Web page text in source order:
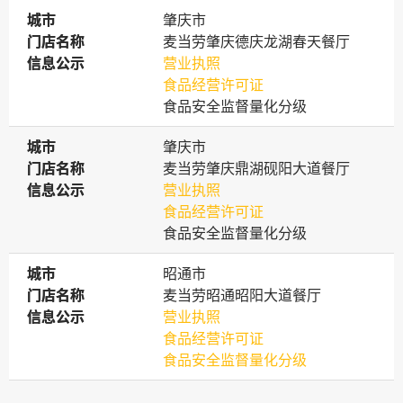
城市
城市
肇庆市
门店名称
门店名称
麦当劳肇庆德庆龙湖春天餐厅
信息公示
信息公示
营业执照
食品经营许可证
食品安全监督量化分级
城市
城市
肇庆市
门店名称
门店名称
麦当劳肇庆鼎湖砚阳大道餐厅
信息公示
信息公示
营业执照
食品经营许可证
食品安全监督量化分级
城市
城市
昭通市
门店名称
门店名称
麦当劳昭通昭阳大道餐厅
信息公示
信息公示
营业执照
食品经营许可证
食品安全监督量化分级